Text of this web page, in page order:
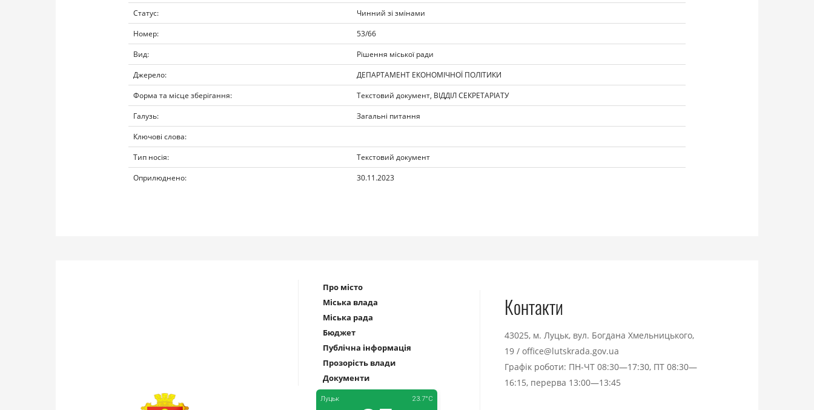
Статус:
Чинний зі змінами
Номер:
53/66
Вид:
Рішення міської ради
Джерело:
ДЕПАРТАМЕНТ ЕКОНОМІЧНОЇ ПОЛІТИКИ
Форма та місце зберігання:
Текстовий документ, ВІДДІЛ СЕКРЕТАРІАТУ
Галузь:
Загальні питання
Ключові слова:
Тип носія:
Текстовий документ
Оприлюднено:
30.11.2023
Про місто
Міська влада
Міська рада
Бюджет
Публічна інформація
Прозорість влади
Документи
Контакти
43025, м. Луцьк, вул. Богдана Хмельницького,
19 / office@lutskrada.gov.ua
Графік роботи: ПН-ЧТ 08:30—17:30, ПТ 08:30—
16:15, перерва 13:00—13:45